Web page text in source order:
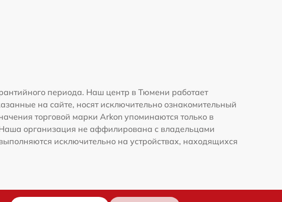
периода. Наш центр в Тюмени работает
на сайте, носят исключительно ознакомительный
торговой марки Arkon упоминаются только в
организация не аффилирована с владельцами
исключительно на устройствах, находящихся